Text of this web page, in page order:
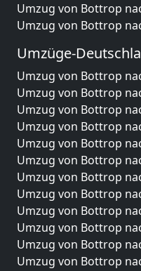
Umzug von Bottrop
Umzug von Bottrop
Umzüge-
Umzug von Bottrop
Umzug von Bottrop
Umzug von Bottrop
Umzug von Bottrop
Umzug von Bottrop
Umzug von Bottrop
Umzug von Bottrop
Umzug von Bottrop
Umzug von Bottrop
Umzug von Bottrop
Umzug von Bottrop
Umzug von Bottrop